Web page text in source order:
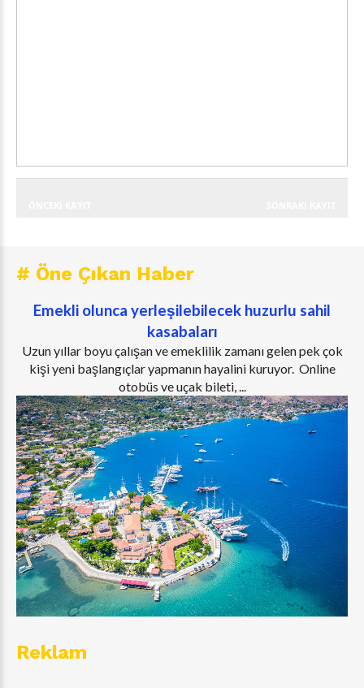
# Öne Çıkan Haber
Emekli olunca yerleşilebilecek huzurlu sahil
kasabaları
Uzun yıllar boyu çalışan ve emeklilik zamanı gelen pek çok
kişi yeni başlangıçlar yapmanın hayalini kuruyor. Online
otobüs ve uçak bileti, ...
Reklam